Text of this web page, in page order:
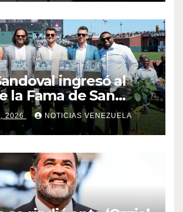
ingresó al
la Fama de San
2026 NOTICIAS VENEZUELA